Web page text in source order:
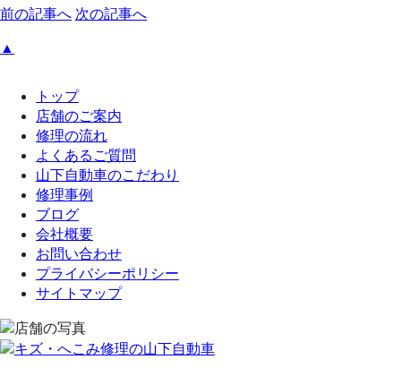
前の記事へ 次の記事へ
▲
トップ
店舗のご案内
修理の流れ
よくあるご質問
山下自動車のこだわり
修理事例
ブログ
会社概要
お問い合わせ
プライバシーポリシー
サイトマップ